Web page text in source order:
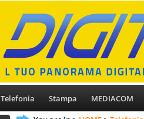
Telefonia Stampa MEDIACOM